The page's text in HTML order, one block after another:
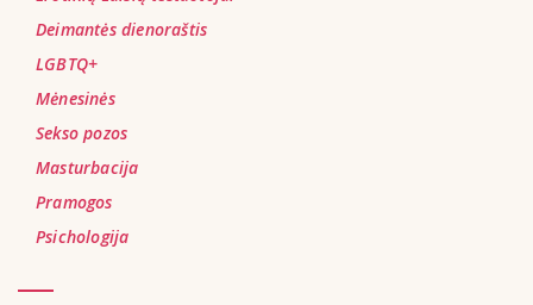
Deimantės dienoraštis
LGBTQ+
Mėnesinės
Sekso pozos
Masturbacija
Pramogos
Psichologija